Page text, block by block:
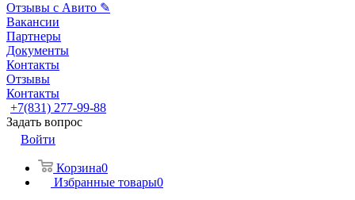
Отзывы с Авито ✎
Вакансии
Партнеры
Документы
Контакты
Отзывы
Контакты
+7(831) 277-99-88
Задать вопрос
Войти
Корзина0
Избранные товары0